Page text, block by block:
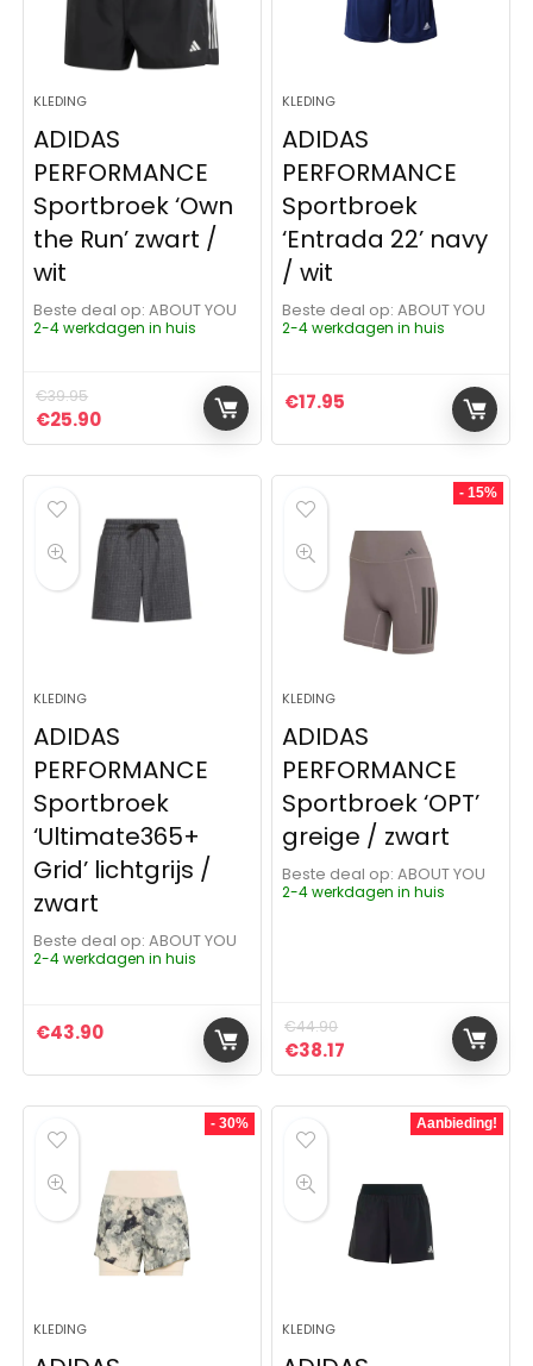
KLEDING
ADIDAS
PERFORMANCE
Sportbroek ‘Own
the Run’ zwart /
wit
Beste deal op:
ABOUT YOU
2-4 werkdagen in huis
€39.95
Oorspronkelijke prijs was: €39.95.
€25.90Huidige prijs is: €25.90.
KLEDING
ADIDAS
PERFORMANCE
Sportbroek
‘Entrada 22’ navy
/ wit
Beste deal op:
ABOUT YOU
2-4 werkdagen in huis
€17.95
KLEDING
ADIDAS
PERFORMANCE
Sportbroek
‘Ultimate365+
Grid’ lichtgrijs /
zwart
Beste deal op:
ABOUT YOU
2-4 werkdagen in huis
€43.90
- 15%
KLEDING
ADIDAS
PERFORMANCE
Sportbroek ‘OPT’
greige / zwart
Beste deal op:
ABOUT YOU
2-4 werkdagen in huis
€44.90
Oorspronkelijke prijs
€38.17 Huidige prijs is:
- 30%
KLEDING
Aanbieding!
KLEDING